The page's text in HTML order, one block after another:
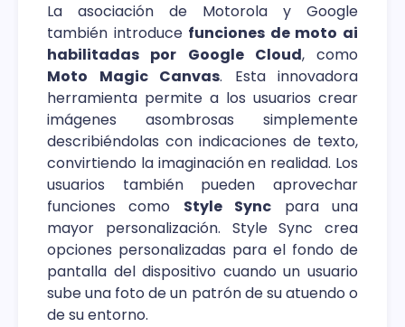
La asociación de Motorola y Google
también introduce funciones de moto ai
habilitadas por Google Cloud, como
Moto Magic Canvas. Esta innovadora
herramienta permite a los usuarios crear
imágenes asombrosas simplemente
describiéndolas con indicaciones de texto,
convirtiendo la imaginación en realidad. Los
usuarios también pueden aprovechar
funciones como Style Sync para una
mayor personalización. Style Sync crea
opciones personalizadas para el fondo de
pantalla del dispositivo cuando un usuario
sube una foto de un patrón de su atuendo o
de su entorno.